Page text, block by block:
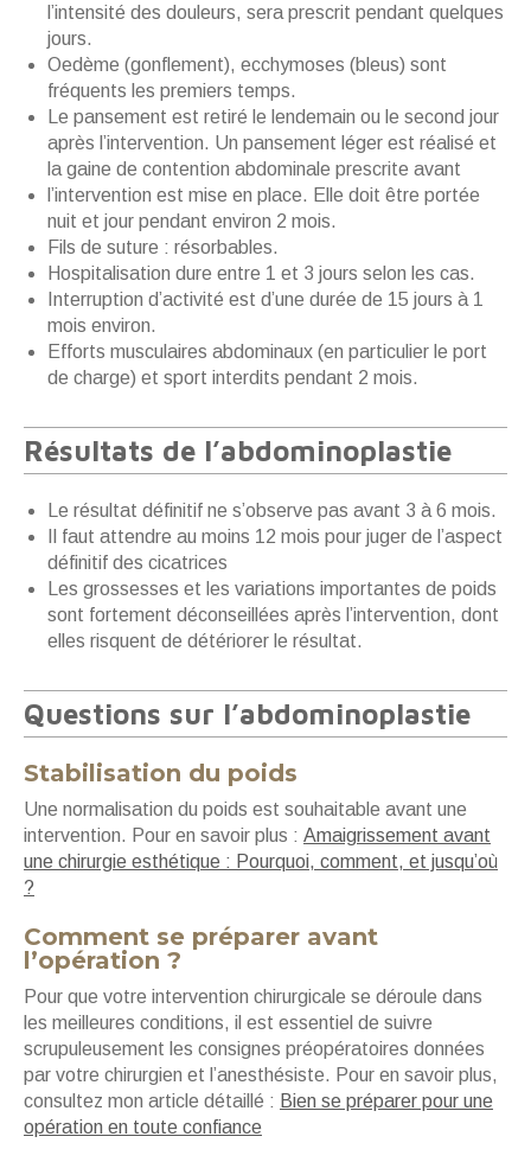
l’intensité des douleurs, sera prescrit pendant quelques
jours.
Oedème (gonflement), ecchymoses (bleus) sont
fréquents les premiers temps.
Le pansement est retiré le lendemain ou le second jour
après l’intervention. Un pansement léger est réalisé et
la gaine de contention abdominale prescrite avant
l’intervention est mise en place. Elle doit être portée
nuit et jour pendant environ 2 mois.
Fils de suture : résorbables.
Hospitalisation dure entre 1 et 3 jours selon les cas.
Interruption d’activité est d’une durée de 15 jours à 1
mois environ.
Efforts musculaires abdominaux (en particulier le port
de charge) et sport interdits pendant 2 mois.
Résultats de l’abdominoplastie
Le résultat définitif ne s’observe pas avant 3 à 6 mois.
Il faut attendre au moins 12 mois pour juger de l’aspect
définitif des cicatrices
Les grossesses et les variations importantes de poids
sont fortement déconseillées après l’intervention, dont
elles risquent de détériorer le résultat.
Questions sur l’abdominoplastie
Stabilisation du poids
Une normalisation du poids est souhaitable avant une
intervention. Pour en savoir plus : Amaigrissement avant
une chirurgie esthétique : Pourquoi, comment, et jusqu’où
?
Comment se préparer avant
l’opération ?
Pour que votre intervention chirurgicale se déroule dans
les meilleures conditions, il est essentiel de suivre
scrupuleusement les consignes préopératoires données
par votre chirurgien et l’anesthésiste. Pour en savoir plus,
consultez mon article détaillé : Bien se préparer pour une
opération en toute confiance